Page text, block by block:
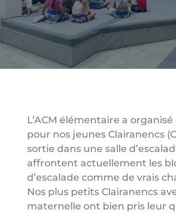
L’ACM élémentaire a
pour nos jeunes Clairanencs
sortie dans une salle
affrontent actuellement les
d’escalade comme de vrais
Nos plus petits Clairanencs
maternelle ont bien pris leur